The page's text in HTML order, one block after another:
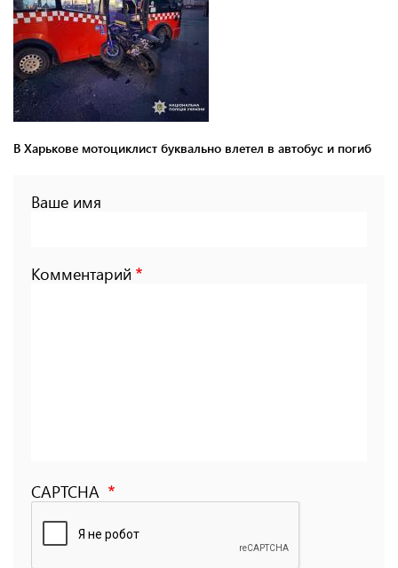
В Харькове мотоциклист буквально влетел в автобус и погиб
Ваше имя
Комментарий
CAPTCHA